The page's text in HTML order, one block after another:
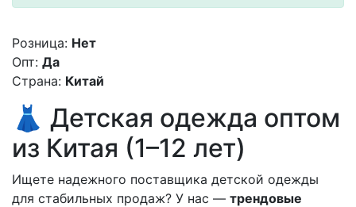
Розница: Нет
Опт: Да
Страна: Китай
👗 Детская одежда оптом
из Китая (1–12 лет)
Ищете надежного поставщика детской одежды
для стабильных продаж? У нас — трендовые